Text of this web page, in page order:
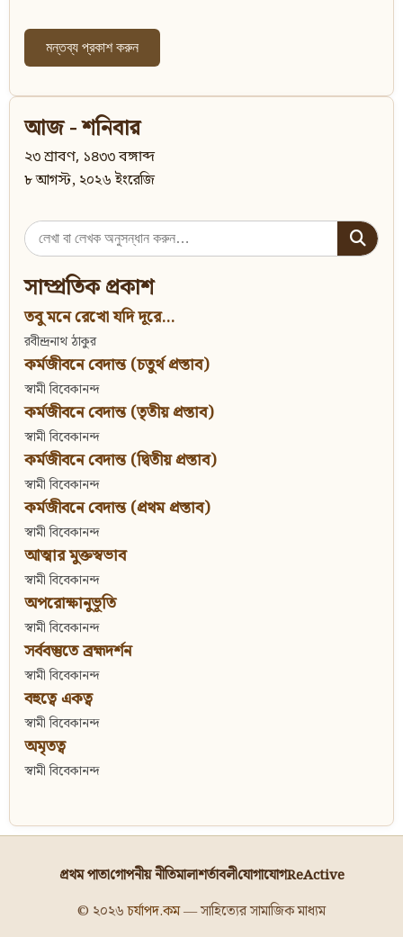
আজ - শনিবার
২৩ শ্রাবণ, ১৪৩৩ বঙ্গাব্দ
৮ আগস্ট, ২০২৬ ইংরেজি
Search
for:
সাম্প্রতিক প্রকাশ
তবু মনে রেখো যদি দূরে...
রবীন্দ্রনাথ ঠাকুর
কর্মজীবনে বেদান্ত (চতুর্থ প্রস্তাব)
স্বামী বিবেকানন্দ
কর্মজীবনে বেদান্ত (তৃতীয় প্রস্তাব)
স্বামী বিবেকানন্দ
কর্মজীবনে বেদান্ত (দ্বিতীয় প্রস্তাব)
স্বামী বিবেকানন্দ
কর্মজীবনে বেদান্ত (প্রথম প্রস্তাব)
স্বামী বিবেকানন্দ
আত্মার মুক্তস্বভাব
স্বামী বিবেকানন্দ
অপরোক্ষানুভূতি
স্বামী বিবেকানন্দ
সর্ববস্তুতে ব্রহ্মদর্শন
স্বামী বিবেকানন্দ
বহুত্বে একত্ব
স্বামী বিবেকানন্দ
অমৃতত্ব
স্বামী বিবেকানন্দ
প্রথম পাতাগোপনীয় নীতিমালাশর্তাবলীযোগাযোগReActive
© ২০২৬চর্যাপদ.কম— সাহিত্যের সামাজিক মাধ্যম